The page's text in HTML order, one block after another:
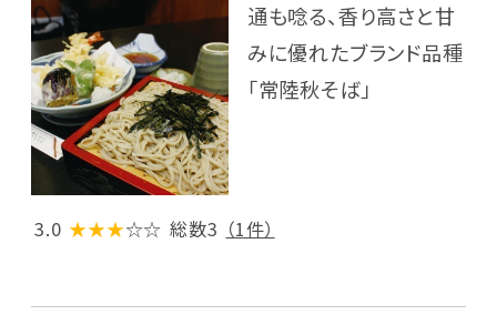
通も唸る、香り高さと甘
みに優れたブランド品種
「常陸秋そば」
3.0 ★★★☆☆ 総数3 （1件）